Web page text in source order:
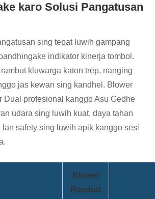
karo Solusi Pangatusan
sing tepat luwih gampang
indikator kinerja tombol.
kluwarga katon trep, nanging
jas kewan sing kandhel. Blower
Dual profesional kanggo Asu Gedhe
udara sing luwih kuat, daya tahan
safety sing luwih apik kanggo sesi
Blower
Rambut